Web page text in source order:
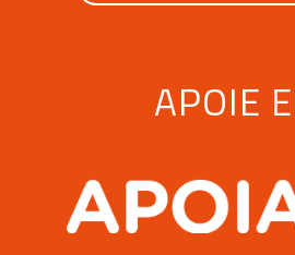
APOIE